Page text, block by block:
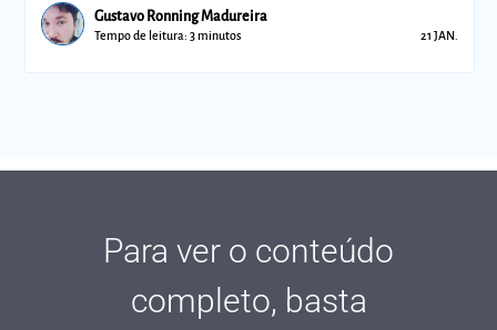
Gustavo Ronning Madureira
Tempo de leitura: 3 minutos 21 JAN.
Para ver o conteúdo
completo, basta